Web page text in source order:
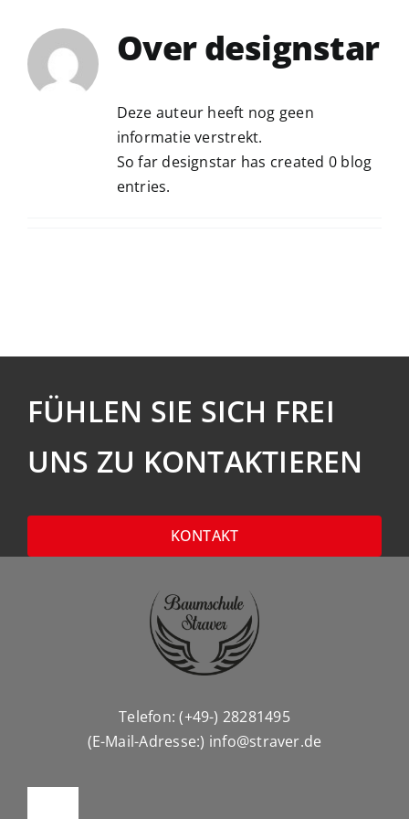
Overdesignstar
Deze auteur heeft nog geen
informatie verstrekt.
So far designstar has created 0 blog
entries.
FÜHLEN SIE SICH FREI
UNS ZU KONTAKTIEREN
KONTAKT
Telefon: (+49-) 28281495
(E-Mail-Adresse:) info@straver.de